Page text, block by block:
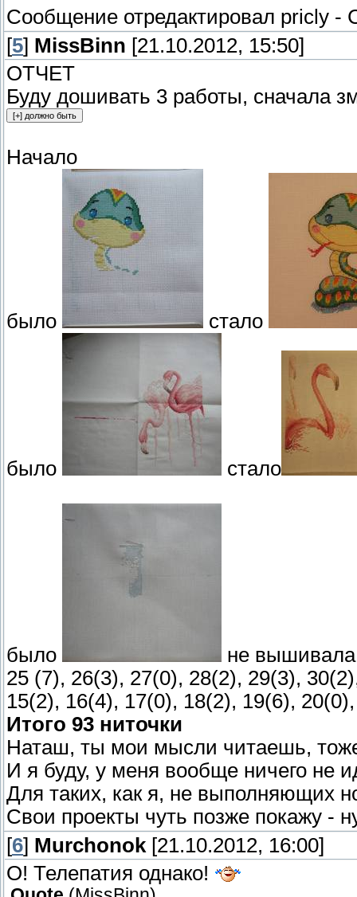
Сообщение отредактировал pricly -
[5] MissBinn [21.10.2012, 15:50]
ОТЧЕТ
Буду дошивать 3 работы, сначала
Начало
было стало
было стало
было
не вышивала
25 (7), 26(3), 27(0), 28(2), 29(3),
15(2), 16(4), 17(0), 18(2), 19(6),
Итого 93 ниточки
Наташ, ты мои мысли читаешь,
И я буду, у меня вообще ничего не
Для таких, как я, не выполняющих
Свои проекты чуть позже покажу -
[6] Murchonok [21.10.2012, 16:00]
О! Телепатия однако!